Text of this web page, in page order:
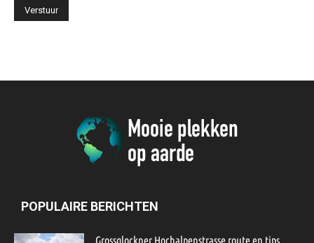
POPULAIRE BERICHTEN
Grossglockner Hochalpenstrasse route en tips